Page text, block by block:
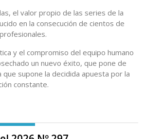
el valor propio de las series de la
en la consecución de cientos de
y el compromiso del equipo humano
un nuevo éxito, que pone de
supone la decidida apuesta por la
constante.